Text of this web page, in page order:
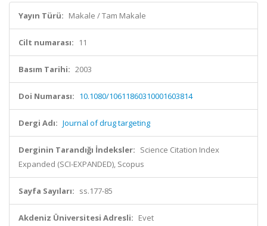
Yayın Türü: Makale / Tam Makale
Cilt numarası: 11
Basım Tarihi: 2003
Doi Numarası: 10.1080/10611860310001603814
Dergi Adı: Journal of drug targeting
Derginin Tarandığı İndeksler: Science Citation Index
Expanded (SCI-EXPANDED), Scopus
Sayfa Sayıları: ss.177-85
Akdeniz Üniversitesi Adresli: Evet